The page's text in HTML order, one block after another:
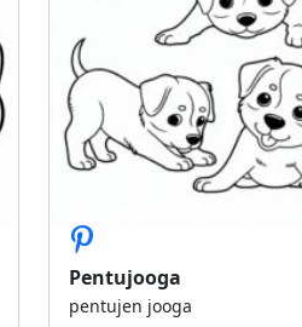
Pentujooga
pentujen jooga